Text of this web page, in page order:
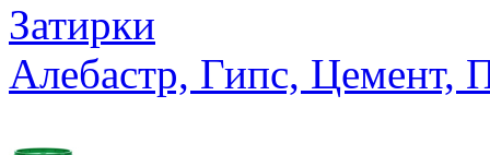
Затирки
Алебастр, Гипс, Цемент,